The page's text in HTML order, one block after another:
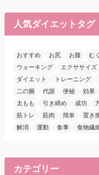
人気ダイエットタグ
おすすめ お尻 お腹 む
ウォーキング
エクササイズ
ダイエット
トレーニング
二の腕
代謝 便秘 効果
太もも
引き締め 成功
筋トレ
筋肉 簡単 置き
解消
運動 食事 食物繊
カテゴリー